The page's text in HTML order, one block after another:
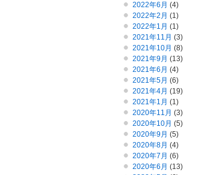
2022年6月 (4)
2022年2月 (1)
2022年1月 (1)
2021年11月 (3)
2021年10月 (8)
2021年9月 (13)
2021年6月 (4)
2021年5月 (6)
2021年4月 (19)
2021年1月 (1)
2020年11月 (3)
2020年10月 (5)
2020年9月 (5)
2020年8月 (4)
2020年7月 (6)
2020年6月 (13)